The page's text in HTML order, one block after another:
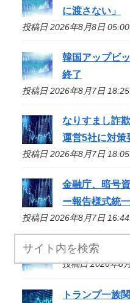
に渡さない」
投稿日 2026年8月8日
韓国アップビ
終了
投稿日 2026年8月7日
なりすまし詐
運営5社に対策
投稿日 2026年8月7日
金融庁、暗号
ー報告様式統一
投稿日 2026年8月7日
コインチェッ
投稿日 2026年8
トランプ一族